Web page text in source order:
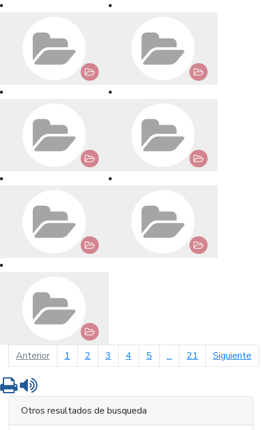
Anteriorpágina anterior
1 2 3 4 5 ... 21 Siguiente
Imprimir
Otros resultados de busqueda